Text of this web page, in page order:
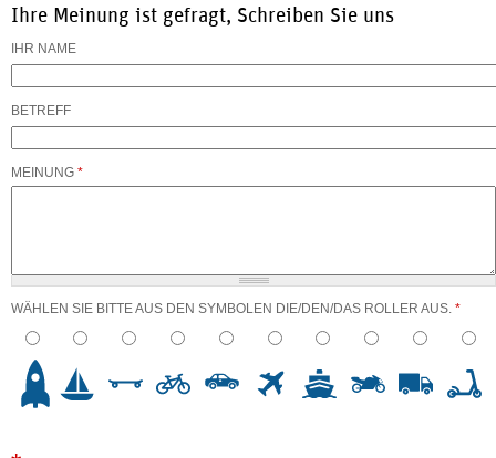
Ihre Meinung ist gefragt, Schreiben Sie uns
IHR NAME
BETREFF
MEINUNG *
WÄHLEN SIE BITTE AUS DEN SYMBOLEN DIE/DEN/DAS ROLLER AUS. *